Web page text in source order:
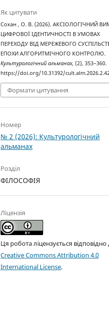
Як цитувати
Сохан , О. В. (2026). АКСІОЛОГІЧНИЙ
ЦИФРОВОЇ ІДЕНТИЧНОСТІ В УМОВАХ
ПЕРЕХОДУ ВІД МЕРЕЖЕВОГО
ЕПОХИ АЛГОРИТМІЧНОГО КОНТРОЛЮ.
Культурологічний альманах, (2), 353–360.
https://doi.org/10.31392/
Формати цитування
Номер
№ 2 (2026): Культурологічний
альманах
Розділ
ФІЛОСОФІЯ
Ліцензія
Ця робота ліцензується відповідно
Creative Commons Attribution 4.0
International License.